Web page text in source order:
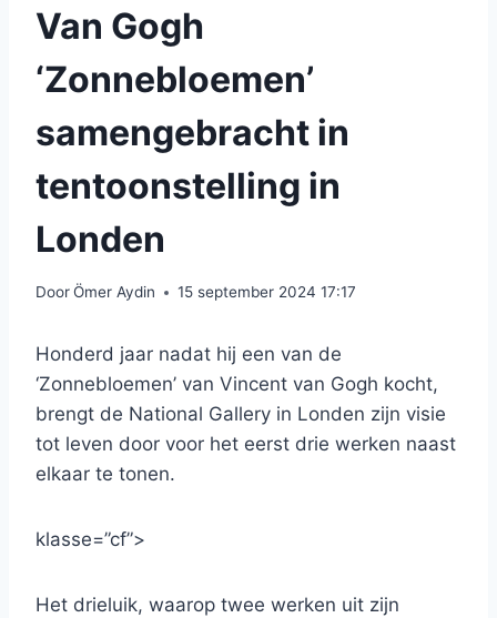
Van Gogh
‘Zonnebloemen’
samengebracht in
tentoonstelling in
Londen
DoorÖmer Aydin 15 september 2024 17:17
Honderd jaar nadat hij een van de
‘Zonnebloemen’ van Vincent van Gogh kocht,
brengt de National Gallery in Londen zijn visie
tot leven door voor het eerst drie werken naast
elkaar te tonen.
klasse=”cf”>
Het drieluik, waarop twee werken uit zijn